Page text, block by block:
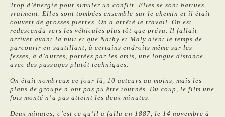
Trop d’énergie pour simuler un conflit. Elles se sont battues
vraiment. Elles sont tombées ensemble sur le chemin et il était
couvert de grosses pierres. On a arrêté le travail. On est
redescendu vers les véhicules plus tôt que prévu. Il fallait
arriver avant la nuit et que Nathy et Maly aient le temps de
parcourir en sautillant, à certains endroits même sur les
fesses, à d’autres, portées par les amis, une longue distance
avec des passages plutôt techniques.
On était nombreux ce jour-là, 10 acteurs au moins, mais les
plans de groupe n’ont pas pu être tournés. Du coup, le film une
fois monté n’a pas atteint les deux minutes.
Deux minutes, c’est ce qu’il a fallu en 1887, le 14 novembre à